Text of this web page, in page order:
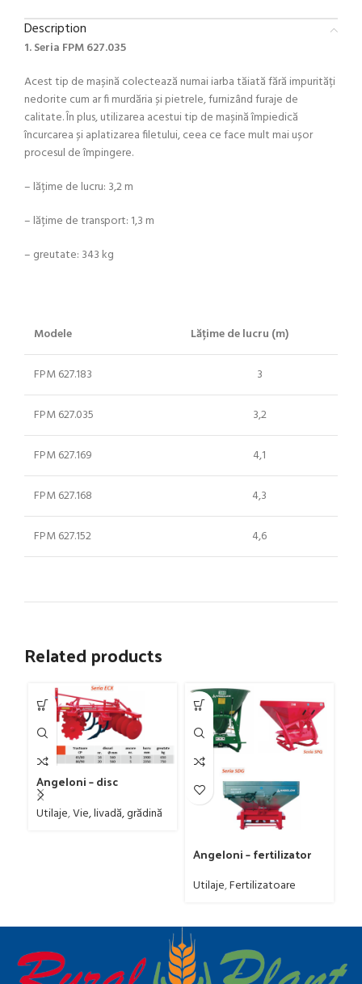
Description
1. Seria FPM 627.035
Acest tip de mașină colectează numai iarba tăiată fără impurități
nedorite cum ar fi murdăria și pietrele, furnizând furaje de
calitate. În plus, utilizarea acestui tip de mașină împiedică
încurcarea și aplatizarea filetului, ceea ce face mult mai ușor
procesul de împingere.
– lățime de lucru: 3,2 m
– lățime de transport: 1,3 m
– greutate: 343 kg
Modele Lățime de lucru (m)
FPM 627.183 3
FPM 627.035 3,2
FPM 627.169 4,1
FPM 627.168 4,3
FPM 627.152 4,6
Related products
Angeloni – disc
combinat – în X , vie și
livadă
Utilaje,Vie, livadă, grădină
Angeloni – fertilizator
Utilaje,Fertilizatoare